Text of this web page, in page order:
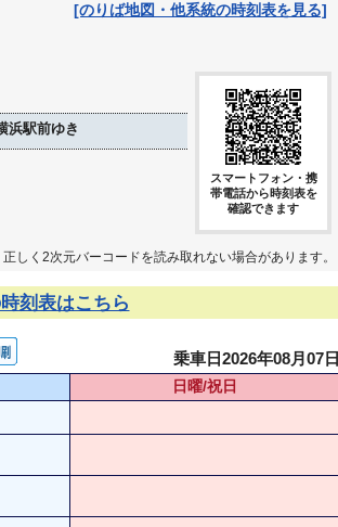
[のりば地図・他系統の時刻表を見る]
浜駅前ゆき
スマートフォン・携
帯電話から時刻表を
確認できます
しく2次元バーコードを読み取れない場合があります。
刻表はこちら
乗車日2026年08月07日
日曜/祝日